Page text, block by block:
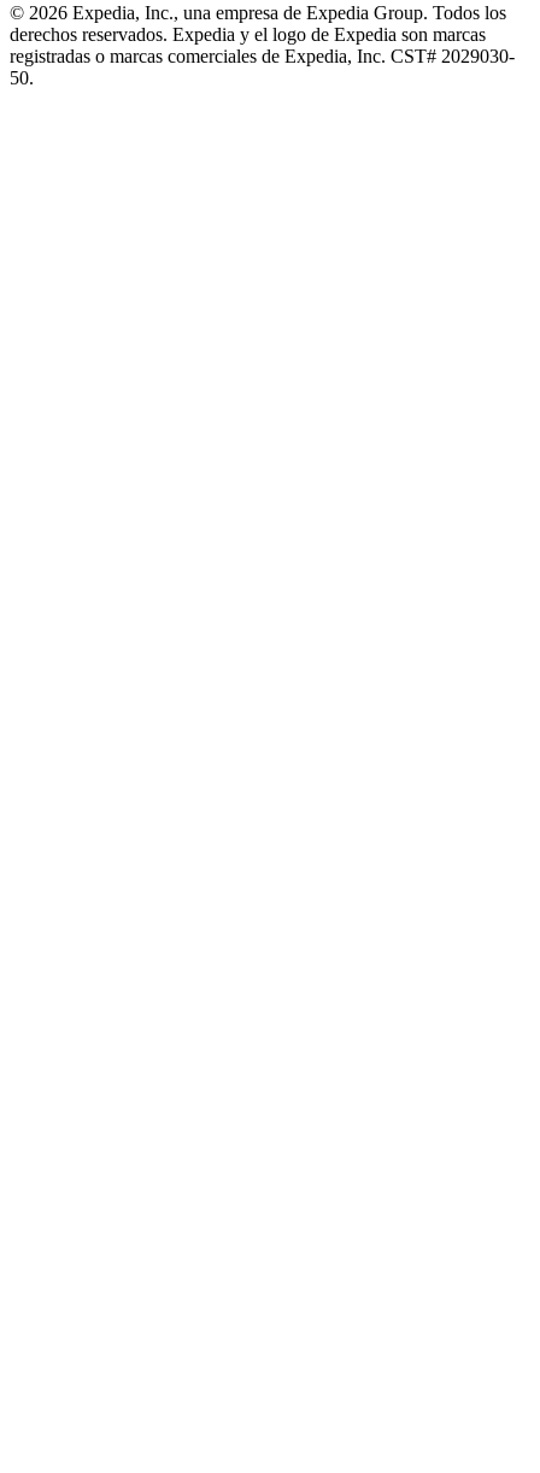
© 2026 Expedia, Inc., una empresa de Expedia Group. Todos los
derechos reservados. Expedia y el logo de Expedia son marcas
registradas o marcas comerciales de Expedia, Inc. CST# 2029030-
50.